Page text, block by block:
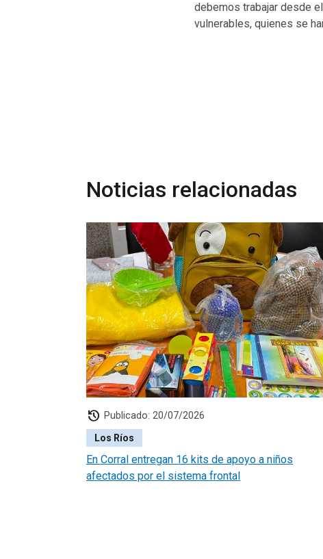
debemos trabajar desde
vulnerables, quienes se
Noticias relacionadas
history Publicado: 20/07/2026
Los Ríos
En Corral entregan 16 kits de apoyo a niños
afectados por el sistema frontal